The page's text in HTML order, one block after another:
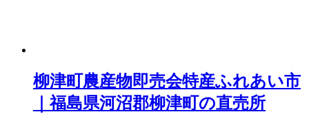
柳津町農産物即売会特産ふれあい市
｜福島県河沼郡柳津町の直売所